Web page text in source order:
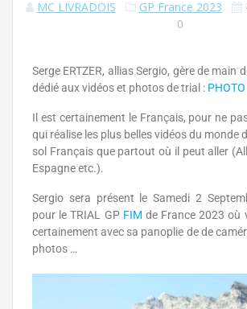
MC LIVRADOIS GP France 2023
0
Serge ERTZER, allias Sergio, gère de main
dédié aux vidéos et photos de trial :
Il est certainement le Français, pour ne
qui réalise les plus belles vidéos du monde
sol Français que partout où il peut aller
Espagne etc.).
Sergio sera présent le Samedi 2
pour le TRIAL GP FIM de France 2023 où
certainement avec sa panoplie de de
photos …